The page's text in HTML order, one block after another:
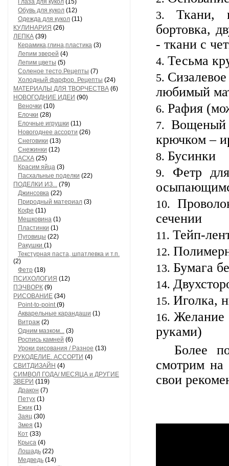
Глаза для кукол (15)
Обувь для кукол (12)
Одежда для кукол (11)
КУЛИНАРИЯ (26)
ЛЕПКА (39)
Керамика,глина,пластика (3)
Лепим зверей (4)
Лепим цветы (5)
Соленое тесто.Рецепты (7)
Холодный фарфор. Рецепты (24)
МАТЕРИАЛЫ ДЛЯ ТВОРЧЕСТВА (6)
НОВОГОДНИЕ ИДЕИ (90)
Веночки (10)
Елочки (28)
Елочные игрушки (11)
Новогоднее ассорти (26)
Снеговики (13)
Снежинки (12)
ПАСХА (25)
Красим яйца (3)
Пасхальные поделки (22)
ПОДЕЛКИ ИЗ... (79)
Джинсовка (22)
Природный материал (3)
Кофе (11)
Мешковина (1)
Пластинки (1)
Пуговицы (22)
Ракушки (1)
Текстурная паста, шпатлевка и т.п.
(2)
Фетр (18)
ПСИХОЛОГИЯ (12)
ПЭЧВОРК (9)
РИСОВАНИЕ (34)
Point-to-point(9)
Акварельные карандаши (1)
Витраж (2)
Одним мазком... (3)
Роспись камней (6)
Уроки рисования / Разное (13)
РУКОДЕЛИЕ. АССОРТИ (4)
СВИТДИЗАЙН (4)
СИМВОЛ ГОДА/ МЕСЯЦА и ДРУГИЕ
ЗВЕРИ (119)
Дракон (7)
Петух (1)
Ежик (1)
Заяц (30)
Змея (1)
Кот (33)
Крыса (4)
Лошадь (22)
Медведь (14)
Ткани,
бортовка,
- ткани с
Тесьма
любимый
Рафия
Вощеный
крючком –
Бусинки
Фетр
сечении
Тейп-
Бумага
Иголка,
Желание
руками)
Более
смотрим
свои